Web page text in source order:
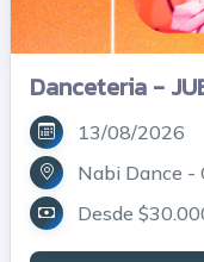
Danceteria -
13/08/2026
Nabi Dance -
Desde